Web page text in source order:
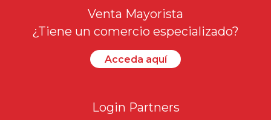
Venta Mayorista
¿Tiene un comercio especializado?
Acceda aquí
Login Partners